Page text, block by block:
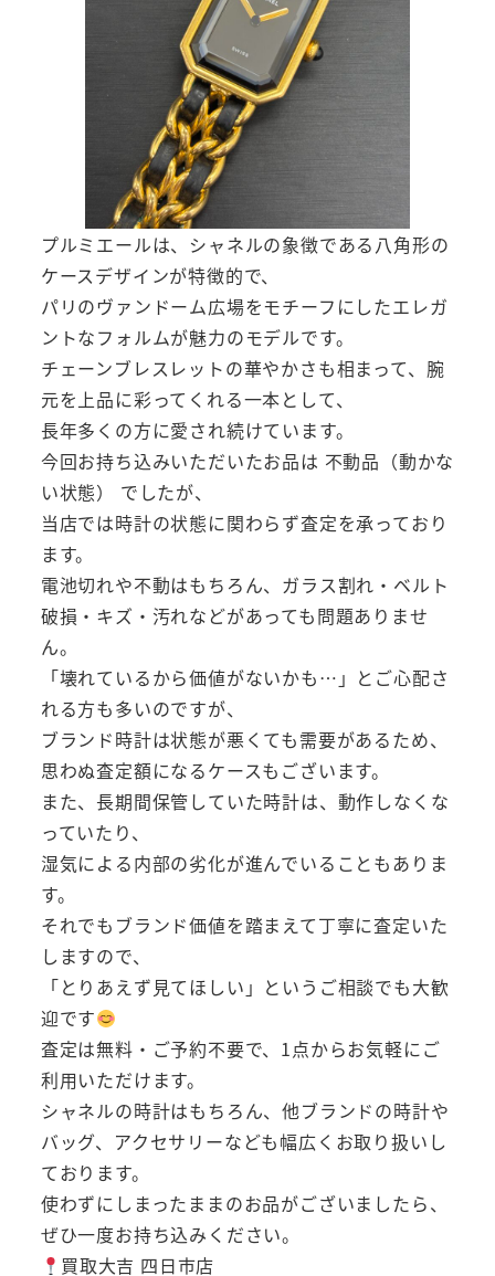
プルミエールは、シャネルの象徴である八角形の
ケースデザインが特徴的で、
パリのヴァンドーム広場をモチーフにしたエレガ
ントなフォルムが魅力のモデルです。
チェーンブレスレットの華やかさも相まって、腕
元を上品に彩ってくれる一本として、
長年多くの方に愛され続けています。
今回お持ち込みいただいたお品は 不動品（動かな
い状態） でしたが、
当店では時計の状態に関わらず査定を承っており
ます。
電池切れや不動はもちろん、ガラス割れ・ベルト
破損・キズ・汚れなどがあっても問題ありませ
ん。
「壊れているから価値がないかも…」とご心配さ
れる方も多いのですが、
ブランド時計は状態が悪くても需要があるため、
思わぬ査定額になるケースもございます。
また、長期間保管していた時計は、動作しなくな
っていたり、
湿気による内部の劣化が進んでいることもありま
す。
それでもブランド価値を踏まえて丁寧に査定いた
しますので、
「とりあえず見てほしい」というご相談でも大歓
迎です
査定は無料・ご予約不要で、1点からお気軽にご
利用いただけます。
シャネルの時計はもちろん、他ブランドの時計や
バッグ、アクセサリーなども幅広くお取り扱いし
ております。
使わずにしまったままのお品がございましたら、
ぜひ一度お持ち込みください。
買取大吉 四日市店